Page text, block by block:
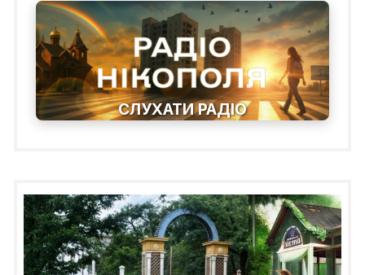
СЛУХАТИ РАДІО